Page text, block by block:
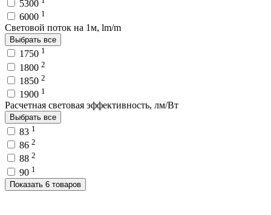
5300
6000 1
Световой поток на 1м, lm/m
Выбрать все
1750 1
1800 2
1850 2
1900 1
Расчетная световая эффективность, лм/Вт
Выбрать все
83 1
86 2
88 2
90 1
Показать 6 товаров